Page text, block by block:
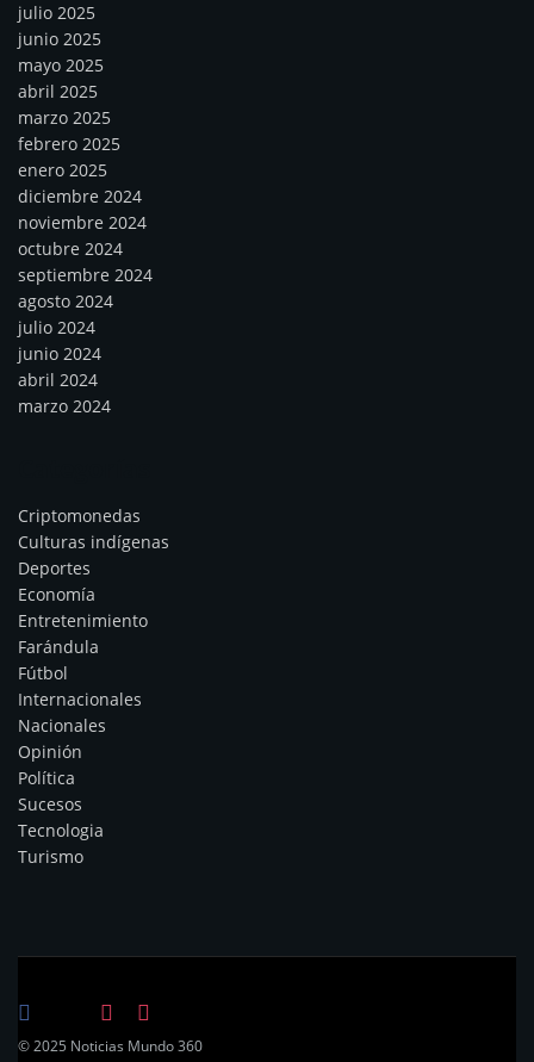
julio 2025
junio 2025
mayo 2025
abril 2025
marzo 2025
febrero 2025
enero 2025
diciembre 2024
noviembre 2024
octubre 2024
septiembre 2024
agosto 2024
julio 2024
junio 2024
abril 2024
marzo 2024
Criptomonedas
Culturas indígenas
Deportes
Economía
Entretenimiento
Farándula
Fútbol
Internacionales
Nacionales
Opinión
Política
Sucesos
Tecnologia
Turismo
© 2025 Noticias Mundo 360